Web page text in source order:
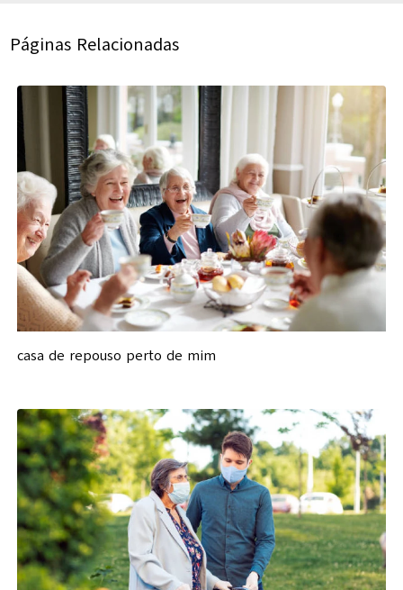
Páginas Relacionadas
casa de repouso perto de mim